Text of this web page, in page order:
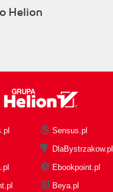
Helion
Sensus.pl
DlaBystrzakow.pl
Ebookpoint.pl
Beya.pl